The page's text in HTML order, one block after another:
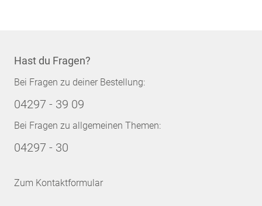
Hast du Fragen?
Bei Fragen zu deiner Bestellung:
04297 - 39 09
Bei Fragen zu allgemeinen Themen:
04297 - 30
Zum Kontaktformular